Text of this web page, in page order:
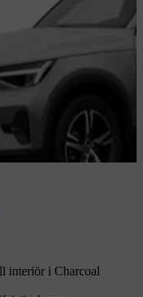
interiör i Charcoal